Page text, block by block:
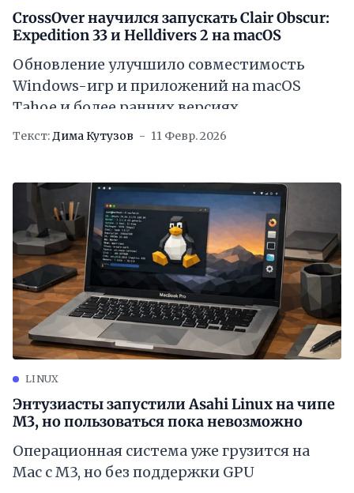
CrossOver научился запускать Clair Obscur:
Expedition 33 и Helldivers 2 на macOS
Обновление улучшило совместимость
Windows-игр и приложений на macOS
Tahoe и более ранних версиях
Текст:Дима Кутузов 11 Февр. 2026
LINUX
Энтузиасты запустили Asahi Linux на чипе
M3, но пользоваться пока невозможно
Операционная система уже грузится на
Mac с M3, но без поддержки GPU